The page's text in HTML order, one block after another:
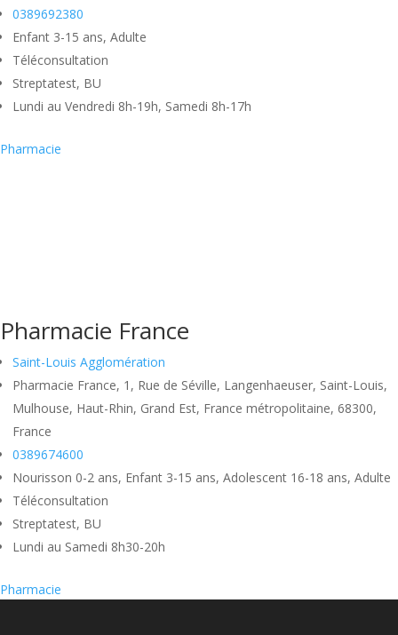
0389692380
Enfant 3-15 ans, Adulte
Téléconsultation
Streptatest, BU
Lundi au Vendredi 8h-19h, Samedi 8h-17h
Pharmacie
Pharmacie France
Saint-Louis Agglomération
Pharmacie France, 1, Rue de Séville, Langenhaeuser, Saint-Louis,
Mulhouse, Haut-Rhin, Grand Est, France métropolitaine, 68300,
France
0389674600
Nourisson 0-2 ans, Enfant 3-15 ans, Adolescent 16-18 ans, Adulte
Téléconsultation
Streptatest, BU
Lundi au Samedi 8h30-20h
Pharmacie